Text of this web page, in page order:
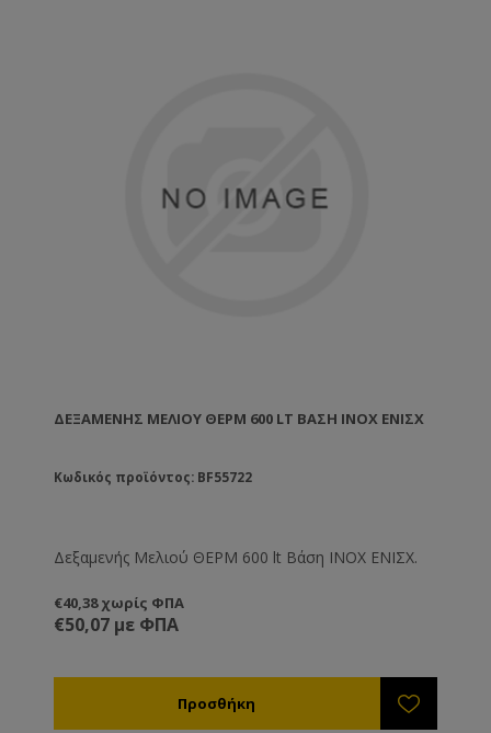
ΔΕΞΑΜΕΝΉΣ ΜΕΛΙΟΎ ΘΕΡΜ 600 LT ΒΆΣΗ ΙΝΟΧ ΕΝΙΣΧ
Κωδικός προϊόντος: BF55722
Δεξαμενής Μελιού ΘΕΡΜ 600 lt Βάση ΙΝΟΧ ΕΝΙΣΧ.
€40,38 χωρίς ΦΠΑ
€50,07 με ΦΠΑ